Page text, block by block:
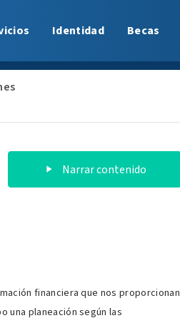
Identidad Becas
Narrar contenido
financiera que nos proporcionan
una planeación según las